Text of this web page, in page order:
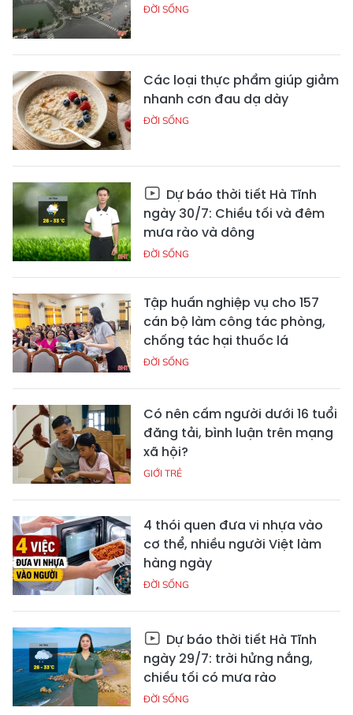
ĐỜI SỐNG
Các loại thực phẩm giúp giảm
nhanh cơn đau dạ dày
ĐỜI SỐNG
Dự báo thời tiết Hà Tĩnh
ngày 30/7: Chiều tối và đêm
mưa rào và dông
ĐỜI SỐNG
Tập huấn nghiệp vụ cho 157
cán bộ làm công tác phòng,
chống tác hại thuốc lá
ĐỜI SỐNG
Có nên cấm người dưới 16 tuổi
đăng tải, bình luận trên mạng
xã hội?
GIỚI TRẺ
4 thói quen đưa vi nhựa vào
cơ thể, nhiều người Việt làm
hàng ngày
ĐỜI SỐNG
Dự báo thời tiết Hà Tĩnh
ngày 29/7: trời hửng nắng,
chiều tối có mưa rào
ĐỜI SỐNG